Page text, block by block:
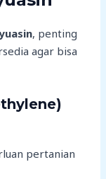
, penting
agar bisa
pertanian